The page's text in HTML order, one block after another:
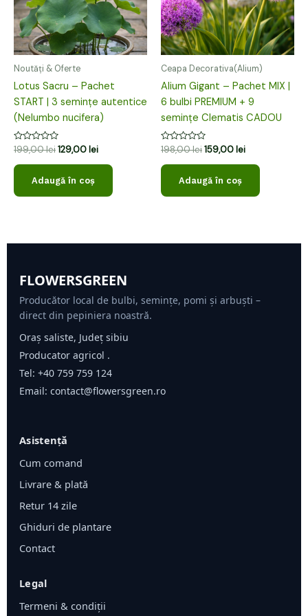
Noutăți & Oferte
Lotus Sacru – Pachet
START | 3 semințe autentice
(Nelumbo nucifera)
Evaluat
0
199,00lei129,00 lei
Adaugă în coș
Ceapa Decorativa(Alium)
Alium Gigant – Pachet MIX |
6 bulbi PREMIUM + 9
semințe Clematis CADOU
Evaluat
0
198,00lei159,00 lei
Adaugă în coș
FLOWERSGREEN
Producător local de bulbi, semințe, pomi și arbuști –
direct din pepiniera noastră.
Oraș saliste, Județ sibiu
Producator agricol .
Tel: +40 759 759 124
Email: contact@flowersgreen.ro
Asistență
Cum comand
Livrare & plată
Retur 14 zile
Ghiduri de plantare
Contact
Legal
Termeni & condiții